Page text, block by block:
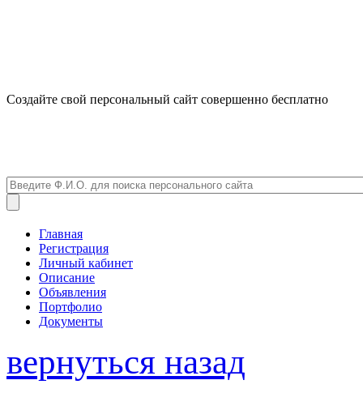
Создайте свой персональный сайт совершенно бесплатно
Главная
Регистрация
Личный кабинет
Описание
Объявления
Портфолио
Документы
вернуться назад